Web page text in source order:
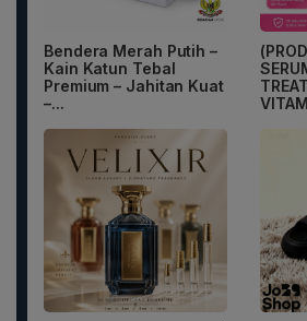
Bendera Merah Putih –
Kain Katun Tebal
Premium – Jahitan Kuat
–...